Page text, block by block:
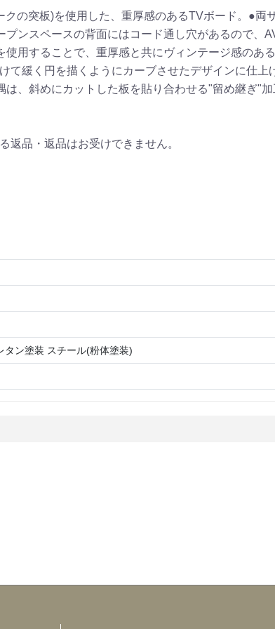
の突板)を使用した、重厚感のあるTVボード。●両
ンスペースの背面にはコード通し穴があるので、
用することで、重厚感と共にヴィンテージ感のあ
緩く円を描くようにカーブさせたデザインに仕上
、斜めにカットした板を貼り合わせる"留め継ぎ"
品・返品はお受けできません。
ン塗装 スチール(粉体塗装)